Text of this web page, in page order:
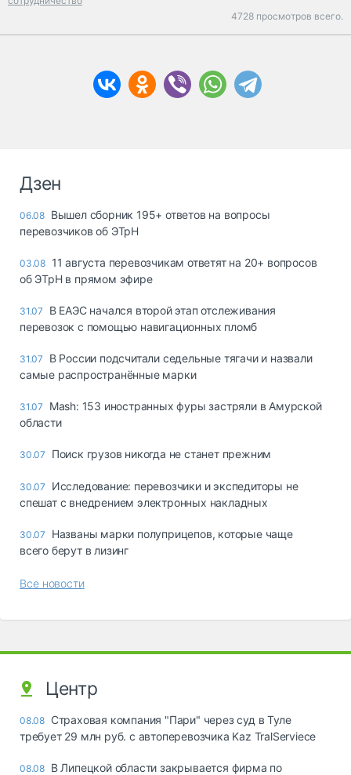
4728 просмотров всего.
Дзен
06.08 Вышел сборник 195+ ответов на вопросы
перевозчиков об ЭТрН
03.08 11 августа перевозчикам ответят на 20+ вопросов
об ЭТрН в прямом эфире
31.07
В ЕАЭС начался второй этап отслеживания
перевозок с помощью навигационных пломб
31.07
В России подсчитали седельные тягачи и назвали
самые распространённые марки
31.07
Mash: 153 иностранных фуры застряли в Амурской
области
30.07 Поиск грузов никогда не станет прежним
30.07
Исследование: перевозчики и экспедиторы не
спешат с внедрением электронных накладных
30.07
Названы марки полуприцепов, которые чаще
всего берут в лизинг
Все новости
Центр
08.08 Страховая компания "Пари" через суд в Туле
требует 29 млн руб. с автоперевозчика Kaz TralServiece
08.08 В Липецкой области закрывается фирма по